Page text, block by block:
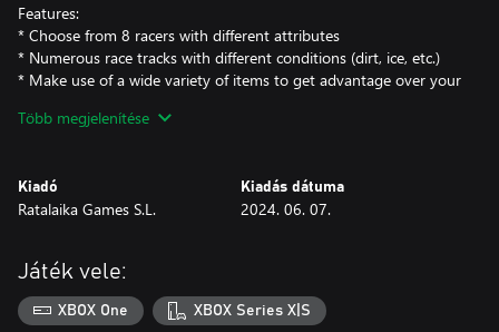
Features:
* Choose from 8 racers with different attributes
* Numerous race tracks with different conditions (dirt, ice, etc.)
* Make use of a wide variety of items to get advantage over your
* Multiple game modes
Több megjelenítése
Kiadó
Ratalaika Games S.L.
Kiadás dátuma
2024. 06. 07.
Játék vele:
XBOX One XBOX Series X|S